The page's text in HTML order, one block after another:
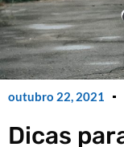
outubro 22, 2021
Dicas